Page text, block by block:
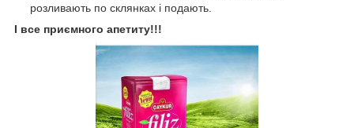
розливають по склянках і подають.
І все приємного апетиту!!!